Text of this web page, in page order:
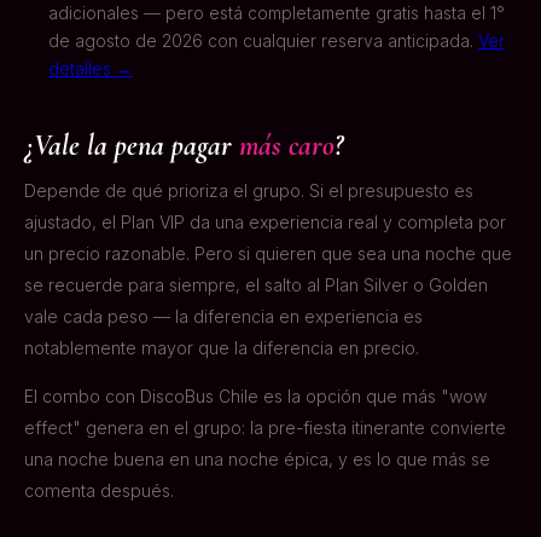
adicionales — pero está completamente gratis hasta el 1°
de agosto de 2026 con cualquier reserva anticipada. Ver
detalles →
¿Vale la pena pagar más caro?
Depende de qué prioriza el grupo. Si el presupuesto es
ajustado, el Plan VIP da una experiencia real y completa por
un precio razonable. Pero si quieren que sea una noche que
se recuerde para siempre, el salto al Plan Silver o Golden
vale cada peso — la diferencia en experiencia es
notablemente mayor que la diferencia en precio.
El combo con DiscoBus Chile es la opción que más "wow
effect" genera en el grupo: la pre-fiesta itinerante convierte
una noche buena en una noche épica, y es lo que más se
comenta después.